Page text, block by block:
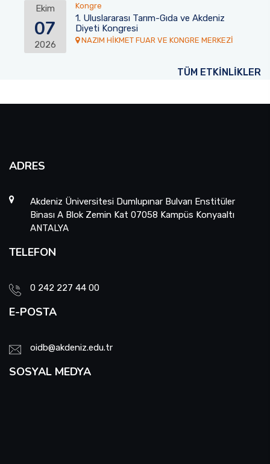
Ekim
07
2026
Kongre
1. Uluslararası Tarım-Gıda ve Akdeniz
Diyeti Kongresi
NAZIM HİKMET FUAR VE KONGRE MERKEZİ
TÜM ETKİNLİKLER
ADRES
Akdeniz Üniversitesi Dumlupınar Bulvarı Enstitüler
Binası A Blok Zemin Kat 07058 Kampüs Konyaaltı
ANTALYA
TELEFON
0 242 227 44 00
E-POSTA
oidb@akdeniz.edu.tr
SOSYAL MEDYA